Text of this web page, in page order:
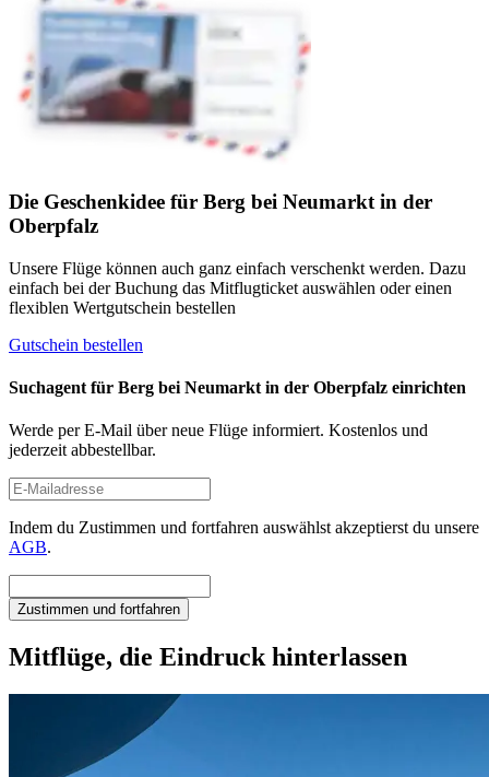
Die Geschenkidee für Berg bei Neumarkt in der
Oberpfalz
Unsere Flüge können auch ganz einfach verschenkt werden. Dazu
einfach bei der Buchung das Mitflugticket auswählen oder einen
flexiblen Wertgutschein bestellen
Gutschein bestellen
Suchagent für Berg bei Neumarkt in der Oberpfalz einrichten
Werde per E-Mail über neue Flüge informiert. Kostenlos und
jederzeit abbestellbar.
Indem du Zustimmen und fortfahren auswählst akzeptierst du unsere
AGB.
Zustimmen und fortfahren
Mitflüge, die Eindruck hinterlassen